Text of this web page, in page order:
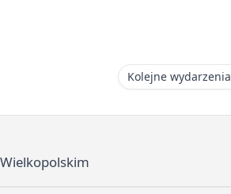
Kolejne wydarzenia